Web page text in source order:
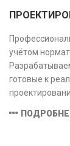
учётом
готовые к
сметная